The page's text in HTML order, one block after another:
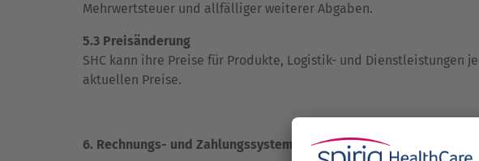
Mehrwertsteuer und allfälliger weiterer Abgaben.
5.3 Preisänderung
SHC kann ihre Preise für Produkte, Logistik- und
aktuellen Preise.
6. Rechnungs- und Zahlungssystem